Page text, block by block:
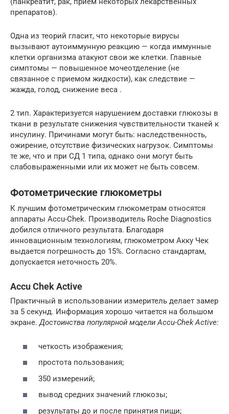
препаратов).
Одна из теорий гласит, что некоторые вирусы
вызывают аутоиммунную реакцию — когда иммунные
клетки организма атакуют свои же клетки. Главные
симптомы — повышенное мочеотделение (не
связанное с приемом жидкости), как следствие —
жажда, голод, снижение веса .
2 тип. Характеризуется нарушением доставки глюкозы в
ткани в результате снижения чувствительности тканей к
инсулину. Причинами могут быть: наследственность,
ожирение, отсутствие физических нагрузок. Симптомы
те же, что и при СД 1 типа, однако они могут быть
слабовыраженными или их может не быть совсем.
Фотометрические глюкометры
К лучшим фотометрическим глюкометрам относятся
аппараты Accu-Chek. Производитель Roche Diagnostics
добился отличного результата. Благодаря
инновационным технологиям, глюкометром Акку Чек
выдается погрешность до 15%. Согласно стандартам,
допускается неточность 20%.
Accu Chek Active
Практичный в использовании измеритель делает замер
за 5 секунд. Информация хорошо читается на большом
экране.Достоинства популярной модели Accu-Chek Active:
четкость изображения;
простота пользования;
350 измерений;
вывод средних значений глюкозы;
результаты до и после принятия пищи;